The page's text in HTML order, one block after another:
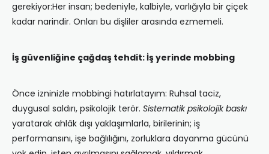
gerekiyor:Her insan; bedeniyle, kalbiyle, varlığıyla bir çiçek
kadar narindir. Onları bu dişliler arasında ezmemeli.
İş güvenliğine çağdaş tehdit: İş yerinde mobbing
Önce izninizle mobbingi hatırlatayım: Ruhsal taciz,
duygusal saldırı, psikolojik terör. Sistematik psikolojik baskı
yaratarak ahlâk dışı yaklaşımlarla, birilerinin; iş
performansını, işe bağlılığını, zorluklara dayanma gücünü